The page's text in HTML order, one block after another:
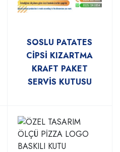
SOSLU PATATES
CİPSİ KIZARTMA
KRAFT PAKET
SERVİS KUTUSU